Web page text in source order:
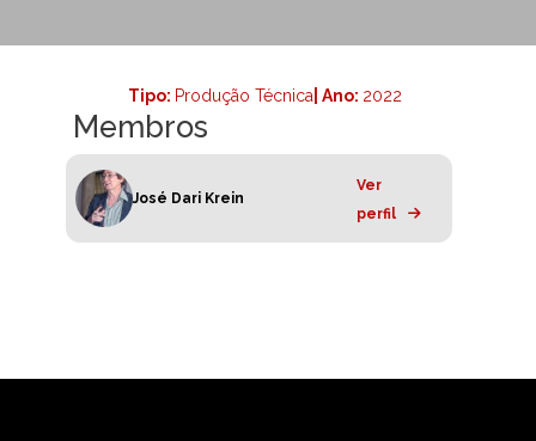
Tipo: Produção Técnica | Ano: 2022
Membros
José Dari Krein
Ver
perfil